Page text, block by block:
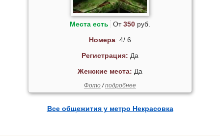
Места есть От350руб.
Номера: 4/ 6
Регистрация: Да
Женские места: Да
Фото/подробнее
Все общежития у метро Некрасовка